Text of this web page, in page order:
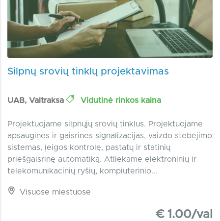
Silpnų srovių tinklų projektavimas
UAB, Valtraksa Vidutinė rinkos kaina
Projektuojame silpnųjų srovių tinklus. Projektuojame
apsaugines ir gaisrines signalizacijas, vaizdo stebėjimo
sistemas, įeigos kontrolę, pastatų ir statinių
priešgaisrinę automatiką. Atliekame elektroninių ir
telekomunikacinių ryšių, kompiuterinio...
Visuose miestuose
€ 1.00/val